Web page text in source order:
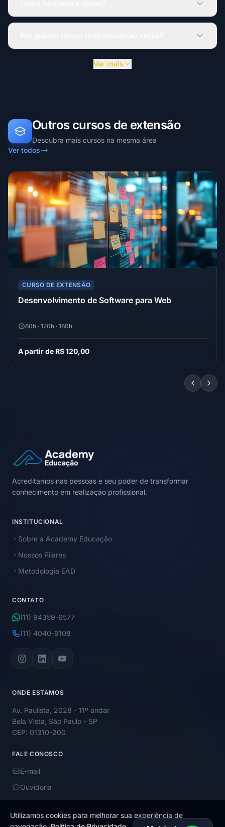
Ver mais
Outros cursos de extensão
Descubra mais cursos na mesma área
Ver todos
CURSO DE EXTENSÃO
Desenvolvimento de Software para Web
80h · 120h · 180h
A partir de R$ 120,00
Acreditamos nas pessoas e seu poder de transformar
conhecimento em realização profissional.
INSTITUCIONAL
Sobre a Academy Educação
Nossos Pilares
Metodologia EAD
CONTATO
(11) 94359-6577
(11) 4040-9108
ONDE ESTAMOS
Av. Paulista, 2028 - 11º andar
Bela Vista, São Paulo - SP
CEP: 01310-200
FALE CONOSCO
E-mail
Ouvidoria
Utilizamos cookies para melhorar sua experiência de